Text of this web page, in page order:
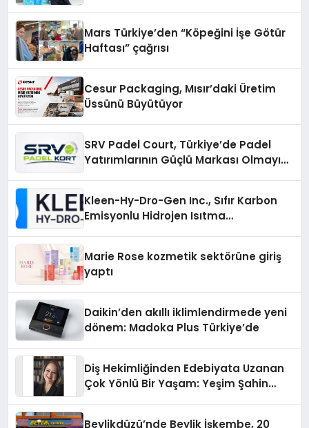
Mars Türkiye’den “Köpeğini İşe Götür
Haftası” çağrısı
Cesur Packaging, Mısır’daki Üretim
Üssünü Büyütüyor
SRV Padel Court, Türkiye’de Padel
Yatırımlarının Güçlü Markası Olmayı
Kleen-Hy-Dro-Gen Inc., Sıfır Karbon
Emisyonlu Hidrojen Isıtma
Marie Rose kozmetik sektörüne giriş
yaptı
Daikin’den akıllı iklimlendirmede yeni
dönem: Madoka Plus Türkiye’de
Diş Hekimliğinden Edebiyata Uzanan
Çok Yönlü Bir Yaşam: Yeşim Şahin
Beylikdüzü’nde Beylik İşkembe, 20